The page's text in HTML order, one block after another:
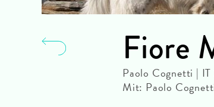
Fiore
Paolo Cognetti |
Mit: Paolo